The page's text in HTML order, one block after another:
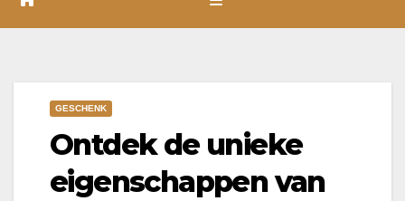
GESCHENK
Ontdek de unieke
eigenschappen van